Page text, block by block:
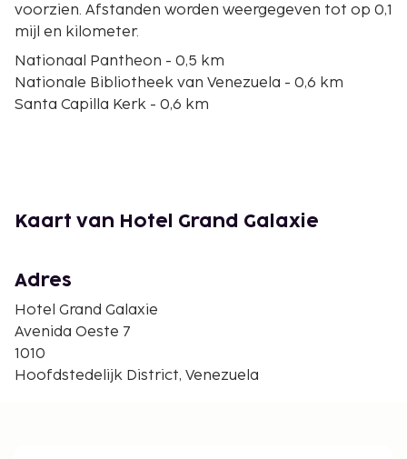
voorzien. Afstanden worden weergegeven tot op 0,1
mijl en kilometer.
Nationaal Pantheon - 0,5 km
Nationale Bibliotheek van Venezuela - 0,6 km
Santa Capilla Kerk - 0,6 km
Bolívarplein - 0,9 km
Boog van de Federatie - 1,1 km
Casa Natal del Libertador Simón Bolívar - 1,1 km
Museo Bolívar - 1,2 km
Torres del Centro Simón Bolívar - 1,2 km
Parque El Calvario - 1,2 km
Kaart van Hotel Grand Galaxie
Adres
Hotel Grand Galaxie
Avenida Oeste 7
1010
Hoofdstedelijk District, Venezuela